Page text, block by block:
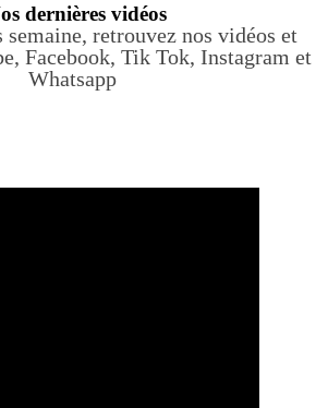
dernières vidéos
retrouvez nos vidéos et
Facebook, Tik Tok, Instagram et
Whatsapp